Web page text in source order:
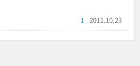
2011.10.23
1